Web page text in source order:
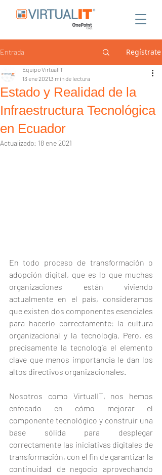
Entrada Regístrate
Estado y Realidad de la
Infraestructura Tecnológica
en Ecuador
Equipo VirtualIT
13 ene 20213 min de lectura
Actualizado: 18 ene 2021
En todo proceso de transformación o
adopción digital, que es lo que muchas
organizaciones están viviendo
actualmente en el país, consideramos
que existen dos componentes esenciales
para hacerlo correctamente: la cultura
organizacional y la tecnología. Pero, es
precisamente la tecnología el elemento
clave que menos importancia le dan los
altos directivos organizacionales.
Nosotros como VirtualIT, nos hemos
enfocado en cómo mejorar el
componente tecnológico y construir una
base sólida para desplegar
correctamente las iniciativas digitales de
transformación, con el fin de garantizar la
continuidad de negocio aprovechando